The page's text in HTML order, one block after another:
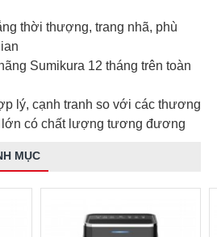
thời thượng, trang nhã, phù
Sumikura 12 tháng trên toàn
lý, cạnh tranh so với các thương
lớn có chất lượng tương đương
MỤC